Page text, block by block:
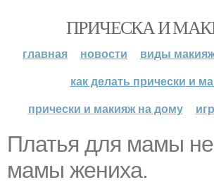
ПРИЧЕСКА И
главная новости
виды
как делать прически и
прически и макияж на дому
Платья для мамы
мамы жениха.